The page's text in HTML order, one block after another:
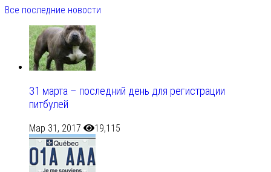
Все последние новости
31 марта – последний день для регистрации
питбулей
Мар 31, 2017 19,115